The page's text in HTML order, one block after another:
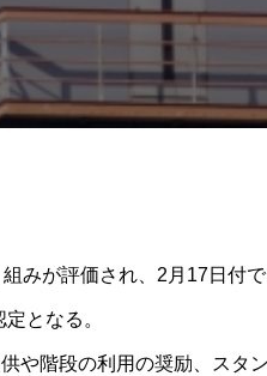
が評価され、2月17日付
となる。
や階段の利用の奨励、ス